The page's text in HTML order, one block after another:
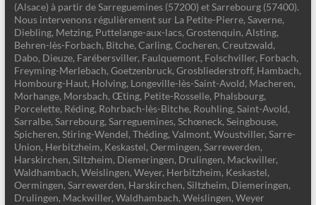
(Alsace) à partir de Sarreguemines (57200) et Sarrebourg (57400).
Nous intervenons régulièrement sur La Petite-Pierre, Saverne,
Diebling, Metzing, Puttelange-aux-lacs, Grostenquin, Alsting,
Behren-lès-Forbach, Bitche, Carling, Cocheren, Creutzwald,
Dabo, Dieuze, Farébersviller, Faulquemont, Folschviller, Forbach,
Freyming-Merlebach, Goetzenbruck, Grosbliederstroff, Hambach,
Hombourg-Haut, Holving, Longeville-lès-Saint-Avold, Macheren,
Morhange, Morsbach, Œting, Petite-Rosselle, Phalsbourg,
Porcelette, Réding, Rohrbach-lès-Bitche, Rouhling, Saint-Avold,
Sarralbe, Sarrebourg, Sarreguemines, Schœneck, Seingbouse,
Spicheren, Stiring-Wendel, Théding, Valmont, Woustviller, Sarre-
Union, Herbitzheim, Keskastel, Oermingen, Sarrewerden,
Harskirchen, Siltzheim, Diemeringen, Drulingen, Mackwiller,
Waldhambach, Weislingen, Weyer, Herbitzheim, Keskastel,
Oermingen, Sarrewerden, Harskirchen, Siltzheim, Diemeringen,
Drulingen, Mackwiller, Waldhambach, Weislingen, Weyer